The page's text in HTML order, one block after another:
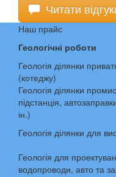
Читати
Наш прайс
Геологічні роботи
Геологія ділянки
(котеджу)
Геологія ділянки
підстанція,
ін.)
Геологія ділянки для
Геологія для
водопроводи, авто та